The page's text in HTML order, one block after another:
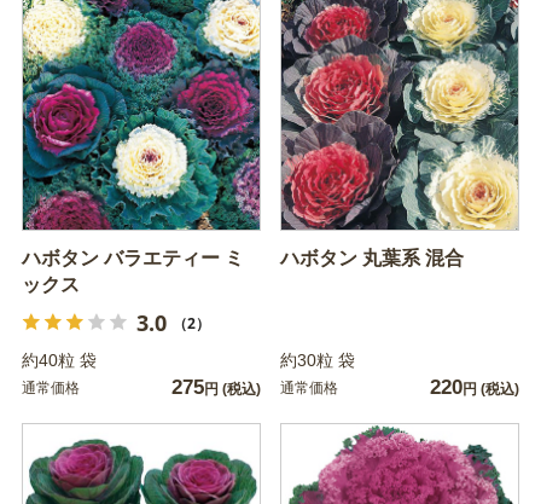
ハボタン バラエティー ミ
ックス
3.0 （2）
約40粒 袋
通常価格 275円 (税込)
ハボタン 丸葉系 混合
約30粒 袋
通常価格 220円 (税込)